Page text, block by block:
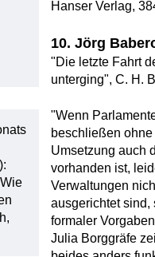
Hanser Verlag,
10. Jörg
"Die letzte Fahrt
unterging", C. H.
"Wenn
beschließen
Umsetzung auch
vorhanden ist,
Verwaltungen
ausgerichtet sind,
formaler
Julia Borggräfe